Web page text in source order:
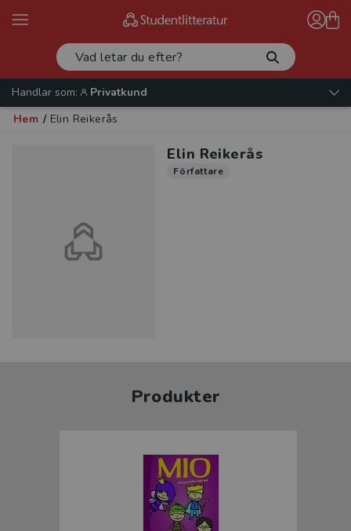
Handlar som:
Privatkund
Hem / Elin Reikerås
Elin Reikerås
Författare
Produkter